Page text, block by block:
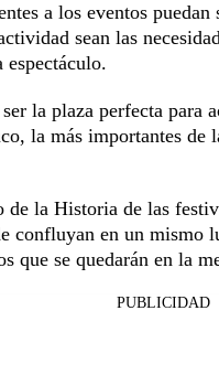
a los eventos
sean las
espectáculo.
la plaza perfecta para
la más importantes de
la Historia de las
confluyan en un
que se quedarán en la
PUBLICIDAD